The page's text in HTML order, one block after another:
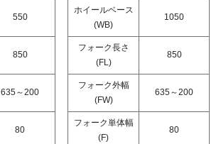
550
850
635～200
80
ホイールベース
(WB)
1050
フォーク長さ
(FL)
850
フォーク外幅
(FW)
635～200
フォーク単体幅
(F)
80